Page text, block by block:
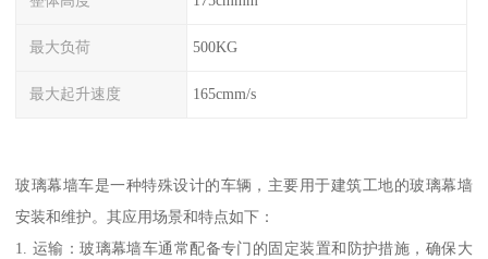
最大负荷 500KG
最大起升速度 165cmm/s
玻璃幕墙车是一种特殊设计的车辆，主要用于建筑工地的玻璃幕墙
安装和维护。其应用场景和特点如下：
1. 运输：玻璃幕墙车通常配备专门的固定装置和防护措施，确保大